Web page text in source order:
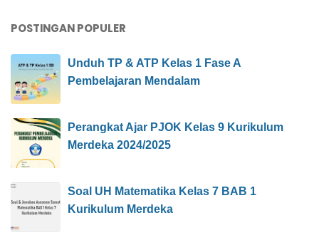
POSTINGAN POPULER
Unduh TP & ATP Kelas 1 Fase A
Pembelajaran Mendalam
Perangkat Ajar PJOK Kelas 9 Kurikulum
Merdeka 2024/2025
Soal UH Matematika Kelas 7 BAB 1
Kurikulum Merdeka